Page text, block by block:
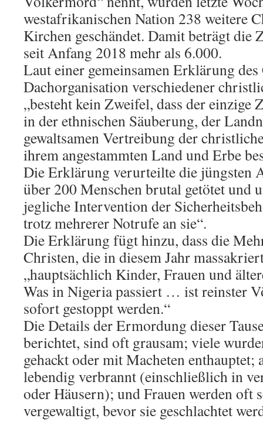
westafrikanischen Nation 238 weitere
Kirchen geschändet. Damit beträgt die
seit Anfang 2018 mehr als 6.000.
Laut einer gemeinsamen Erklärung
Dachorganisation verschiedener
„besteht kein Zweifel, dass der einzige
in der ethnischen Säuberung, der
gewaltsamen Vertreibung der
ihrem angestammten Land und Erbe
Die Erklärung verurteilte die jüngsten
über 200 Menschen brutal getötet und
jegliche Intervention der
trotz mehrerer Notrufe an sie“.
Die Erklärung fügt hinzu, dass die
Christen, die in diesem Jahr
„hauptsächlich Kinder, Frauen und
Was in Nigeria passiert … ist reinster
sofort gestoppt werden.“
Die Details der Ermordung dieser
berichtet, sind oft grausam; viele
gehackt oder mit Macheten enthauptet;
lebendig verbrannt (einschließlich in
oder Häusern); und Frauen werden oft
vergewaltigt, bevor sie geschlachtet